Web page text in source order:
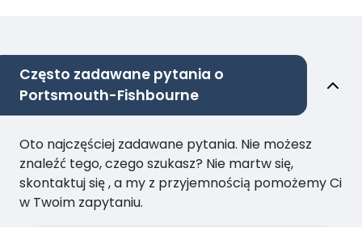
Często zadawane pytania o
Portsmouth-Fishbourne
Oto najczęściej zadawane pytania. Nie możesz
znaleźć tego, czego szukasz? Nie martw się,
skontaktuj się , a my z przyjemnością pomożemy Ci
w Twoim zapytaniu.